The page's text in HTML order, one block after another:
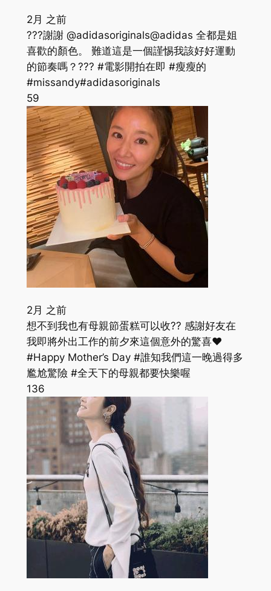
2月 之前
???謝謝 @adidasoriginals@adidas 全都是姐
喜歡的顏色。 難道這是一個謹惕我該好好運動
的節奏嗎？??? #電影開拍在即 #瘦瘦的
#missandy#adidasoriginals
59
2月 之前
想不到我也有母親節蛋糕可以收?? 感謝好友在
我即將外出工作的前夕來這個意外的驚喜❤️
#Happy Mother’s Day #誰知我們這一晚過得多
尷尬驚險 #全天下的母親都要快樂喔
136